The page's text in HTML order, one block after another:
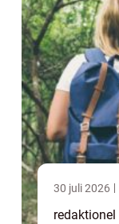
30 juli 2026
redaktionel